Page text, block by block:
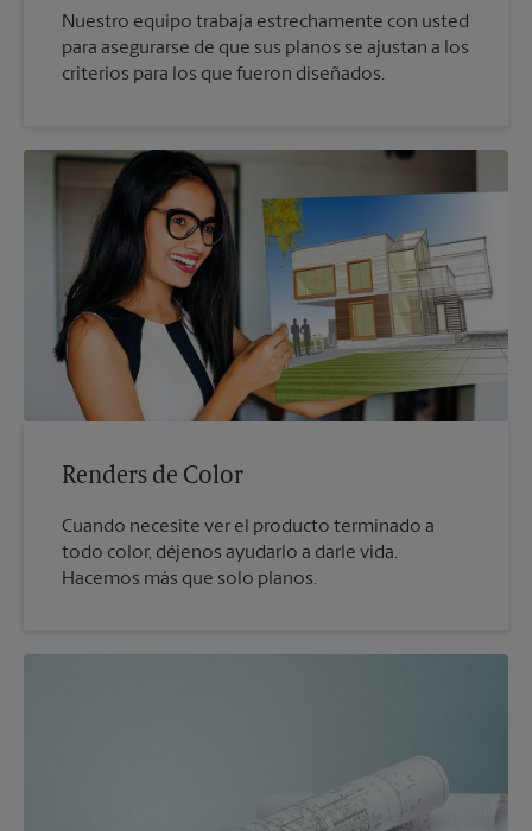
Nuestro equipo trabaja estrechamente con usted
para asegurarse de que sus planos se ajustan a los
criterios para los que fueron diseñados.
Renders de Color
Cuando necesite ver el producto terminado a
todo color, déjenos ayudarlo a darle vida.
Hacemos más que solo planos.